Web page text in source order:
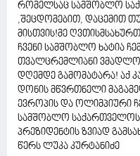
რომელსაც სამშობლო
,შეცდომებით, დაცემით
მისთვის!მე
ჩვენი სამშობლო ხატია
თვალცრემლიანი
დღემდე გამომატარა! აქ
დონის მწვრთნელი
ევროპის და ოლიმპიური
სამშობლო
პრეზიდენტის ზვიად
წერს ლუკა კურტანიძე